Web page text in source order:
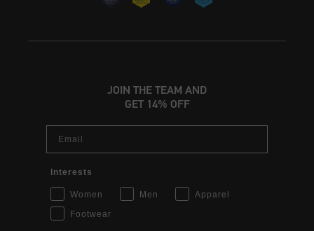
JOIN THE TEAM AND
GET 14% OFF
Interests
Women Men
Apparel
Footwear